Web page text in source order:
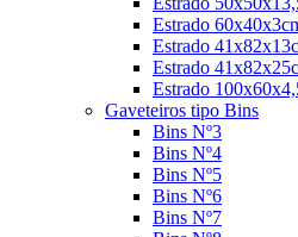
Estrado
Estrado
Estrado
Estrado
Gaveteiros tipo Bins
Bins Nº3
Bins Nº4
Bins Nº5
Bins Nº6
Bins Nº7